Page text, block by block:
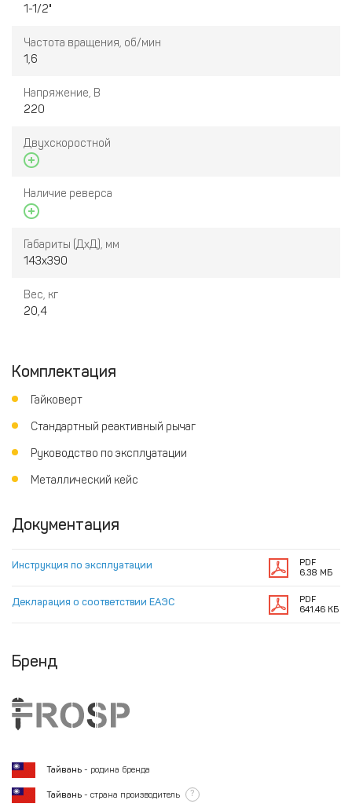
1-1/2"
Частота вращения, об/мин
1,6
Напряжение, В
220
Двухскоростной
Наличие реверса
Габариты (ДхД), мм
143х390
Вес, кг
20,4
Комплектация
Гайковерт
Стандартный реактивный рычаг
Руководство по эксплуатации
Металлический кейс
Документация
Инструкция по эксплуатации
PDF
6.38 МБ
Декларация о соответствии ЕАЭС
PDF
641.46 КБ
Бренд
Тайвань - родина бренда
Тайвань - страна производитель ?